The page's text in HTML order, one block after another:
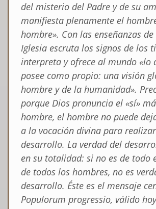
del misterio del Padre y de su
manifiesta plenamente el
hombre». Con las enseñanzas
Iglesia escruta los signos de los
interpreta y ofrece al mundo «lo
posee como propio: una visión
hombre y de la humanidad».
porque Dios pronuncia el «sí»
hombre, el hombre no puede
a la vocación divina para
desarrollo. La verdad del
en su totalidad: si no es de todo
de todos los hombres, no es
desarrollo. Éste es el mensaje
Populorum progressio, válido